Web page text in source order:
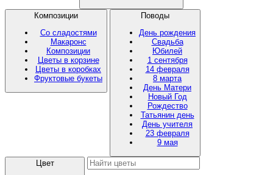
Композиции
Со сладостями
Макаронс
Композиции
Цветы в корзине
Цветы в коробках
Фруктовые букеты
Поводы
День рождения
Свадьба
Юбилей
1 сентября
14 февраля
8 марта
День Матери
Новый Год
Рождество
Татьянин день
День учителя
23 февраля
9 мая
Цвет